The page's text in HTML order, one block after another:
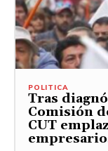
POLITICA
Tras
Comisión
CUT